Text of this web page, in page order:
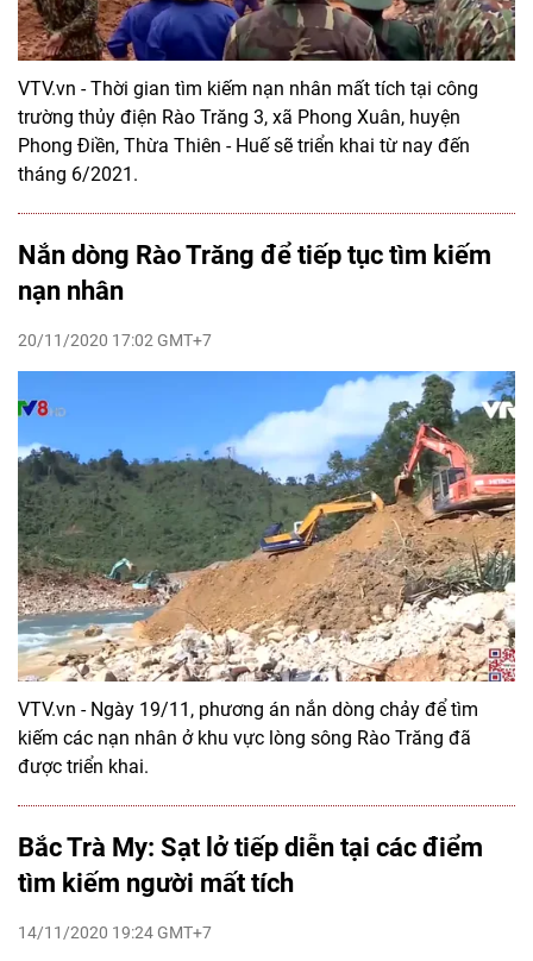
VTV.vn - Thời gian tìm kiếm nạn nhân mất tích tại công
trường thủy điện Rào Trăng 3, xã Phong Xuân, huyện
Phong Điền, Thừa Thiên - Huế sẽ triển khai từ nay đến
tháng 6/2021.
Nắn dòng Rào Trăng để tiếp tục tìm kiếm
nạn nhân
20/11/2020 17:02 GMT+7
VTV.vn - Ngày 19/11, phương án nắn dòng chảy để tìm
kiếm các nạn nhân ở khu vực lòng sông Rào Trăng đã
được triển khai.
Bắc Trà My: Sạt lở tiếp diễn tại các điểm
tìm kiếm người mất tích
14/11/2020 19:24 GMT+7